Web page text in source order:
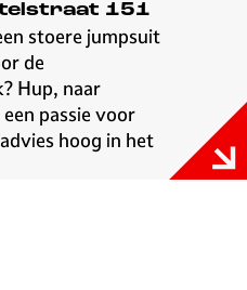
151
stoere jumpsuit
de
Hup, naar
passie voor
hoog in het